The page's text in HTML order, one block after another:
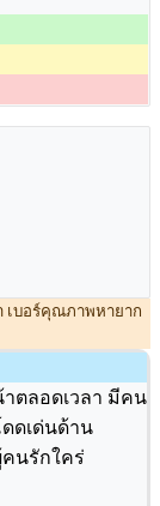
เบอร์คุณภาพหายาก
ตลอดเวลา มีคน
ดเด่นด้าน
นรักใคร่